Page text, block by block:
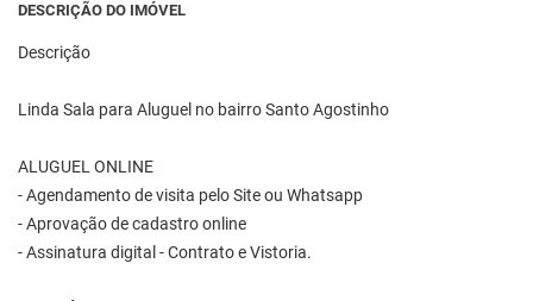
DESCRIÇÃO DO IMÓVEL
Descrição
Linda Sala para Aluguel no bairro Santo Agostinho
ALUGUEL ONLINE
- Agendamento de visita pelo Site ou Whatsapp
- Aprovação de cadastro online
- Assinatura digital - Contrato e Vistoria.